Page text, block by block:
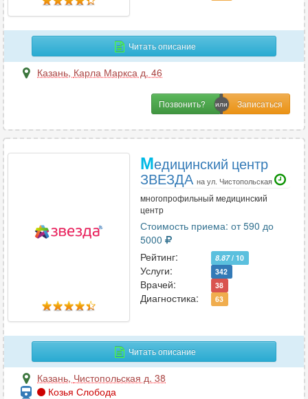
Читать описание
Казань, Карла Маркса д. 46
Позвонить?
Медицинский центр
ЗВЕЗДА на ул. Чистопольская
многопрофильный медицинский
центр
Стоимость приема: от 590 до
5000
Рейтинг:
8.87/ 10
Услуги: 342
Врачей: 38
Диагностика: 63
Читать описание
Казань, Чистопольская д. 38
Козья Слобода